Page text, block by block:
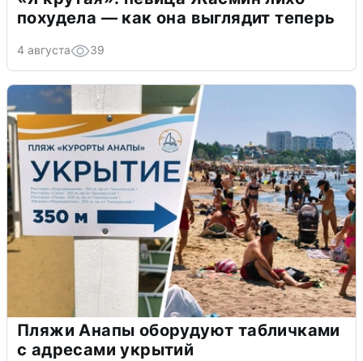
похудела — как она выглядит теперь
4 августа 39
Пляжи Анапы оборудуют табличками
с адресами укрытий